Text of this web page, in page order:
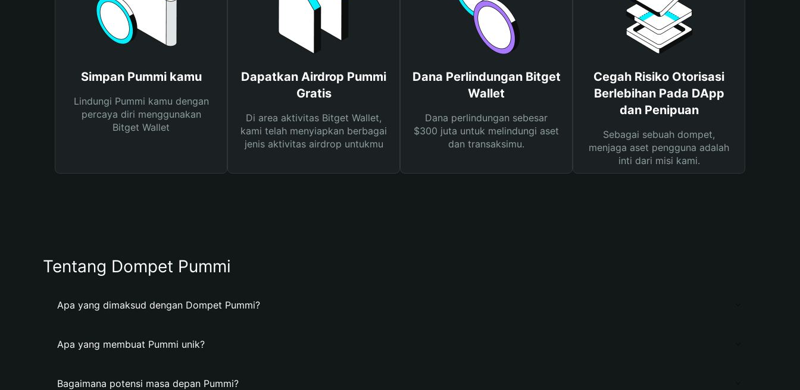
Simpan Pummi kamu
Lindungi Pummi kamu dengan
percaya diri menggunakan
Bitget Wallet
Dapatkan Airdrop Pummi
Gratis
Di area aktivitas Bitget Wallet,
kami telah menyiapkan berbagai
jenis aktivitas airdrop untukmu
Dana Perlindungan Bitget
Wallet
Dana perlindungan sebesar
$300 juta untuk melindungi aset
dan transaksimu.
Cegah Risiko Otorisasi
Berlebihan Pada DApp
dan Penipuan
Sebagai sebuah dompet,
menjaga aset pengguna adalah
inti dari misi kami.
Tentang Dompet Pummi
Apa yang dimaksud dengan Dompet Pummi?
Apa yang membuat Pummi unik?
Bagaimana potensi masa depan Pummi?